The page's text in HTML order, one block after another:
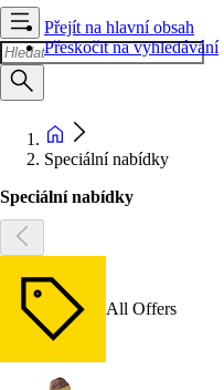
Přejít na hlavní obsah
Přeskočit na vyhledávání
Speciální nabídky
Speciální nabídky
All Offers